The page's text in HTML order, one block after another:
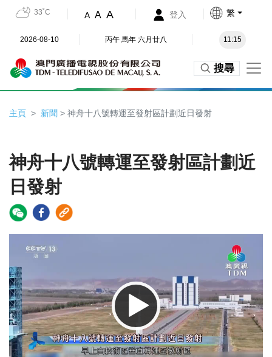
33˚C A A A 登入 繁
2026-08-10 丙午 馬年 六月廿八 11:15
搜尋
主頁 新聞 > 神舟十八號轉運至發射區計劃近日發射
神舟十八號轉運至發射區計劃近
日發射